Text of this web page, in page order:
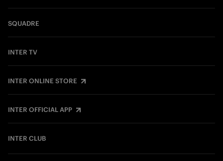
SQUADRE
INTER TV
INTER ONLINE STORE
INTER OFFICIAL APP
INTER CLUB